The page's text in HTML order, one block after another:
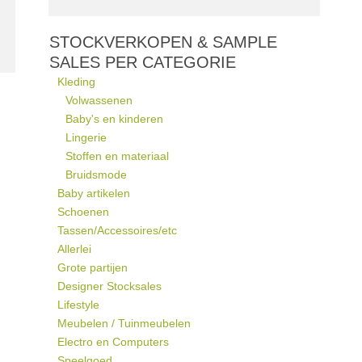
STOCKVERKOPEN & SAMPLE
SALES PER CATEGORIE
Kleding
Volwassenen
Baby's en kinderen
Lingerie
Stoffen en materiaal
Bruidsmode
Baby artikelen
Schoenen
Tassen/Accessoires/etc
Allerlei
Grote partijen
Designer Stocksales
Lifestyle
Meubelen / Tuinmeubelen
Electro en Computers